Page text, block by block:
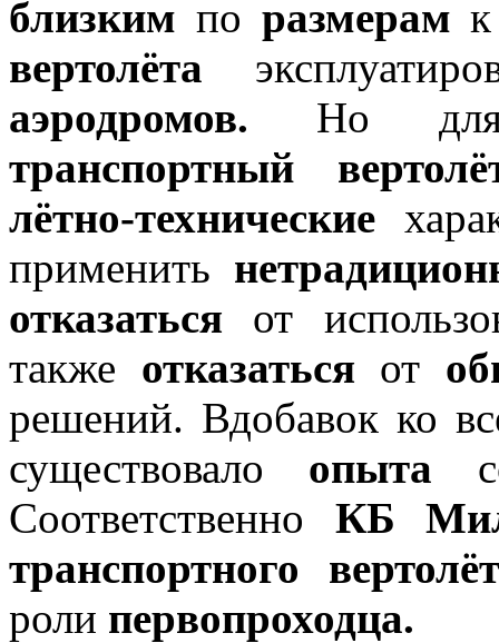
близким по размерам
вертолёта
аэродромов. Но
транспортный
лётно-технические
применить
отказаться от
также отказаться от
решений. Вдобавок ко
существовало опыта
Соответственно КБ
транспортного
роли первопроходца.